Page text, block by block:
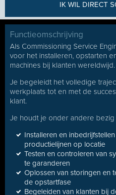
IK WIL DIRECT
Functieomschrijving
Als Commissioning Service
voor het installeren, opstarten
machines bij klanten wereldwijd.
Je begeleidt het volledige
werkplaats tot en met de
klant.
Je houdt je onder andere bezig
Installeren en
productielijnen op locatie
Testen en controleren van
te garanderen
Oplossen van storingen en
de opstartfase
Begeleiden van klanten bij